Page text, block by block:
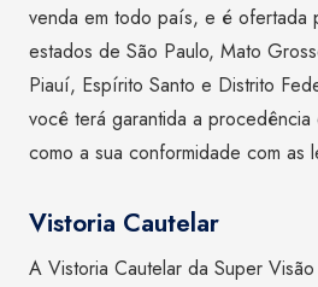
venda em todo país, e é ofertada
estados de São Paulo, Mato
Piauí, Espírito Santo e Distrito
você terá garantida a
como a sua conformidade com as
Vistoria Cautelar
A Vistoria Cautelar da Super